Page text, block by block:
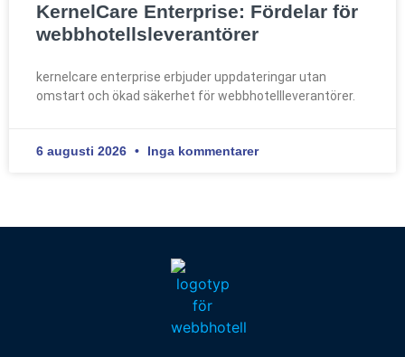
KernelCare Enterprise: Fördelar för
webbhotellsleverantörer
kernelcare enterprise erbjuder uppdateringar utan
omstart och ökad säkerhet för webbhotellleverantörer.
6 augusti 2026 Inga kommentarer